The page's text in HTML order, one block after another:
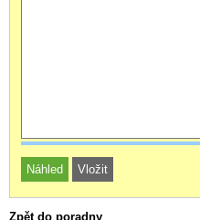
Zpět do poradny